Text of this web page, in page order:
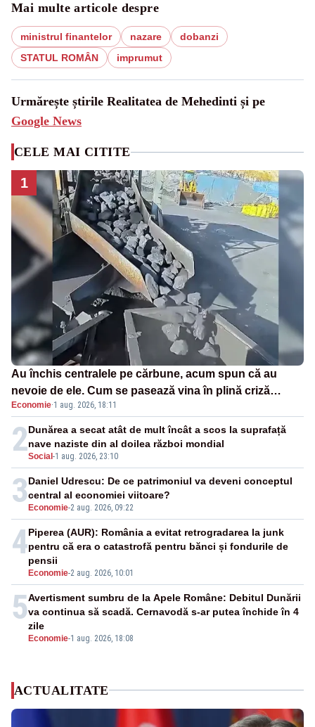
Mai multe articole despre
ministrul finantelor nazare
dobanzi
STATUL ROMÂN
imprumut
Urmărește știrile Realitatea de Mehedinti și pe
Google News
CELE MAI CITITE
1
Au închis centralele pe cărbune, acum spun că au
nevoie de ele. Cum se pasează vina în plină criză
energetică
Economie·1 aug. 2026, 18:11
2Social-1 aug. 2026, 23:10
Dunărea a secat atât de mult încât a scos la suprafață
nave naziste din al doilea război mondial
3Economie-2 aug. 2026, 09:22
Daniel Udrescu: De ce patrimoniul va deveni conceptul
central al economiei viitoare?
4
Economie-2 aug. 2026, 10:01
Piperea (AUR): România a evitat retrogradarea la junk
pentru că era o catastrofă pentru bănci și fondurile de
pensii
5
Economie-1 aug. 2026, 18:08
Avertisment sumbru de la Apele Române: Debitul Dunării
va continua să scadă. Cernavodă s-ar putea închide în 4
zile
ACTUALITATE